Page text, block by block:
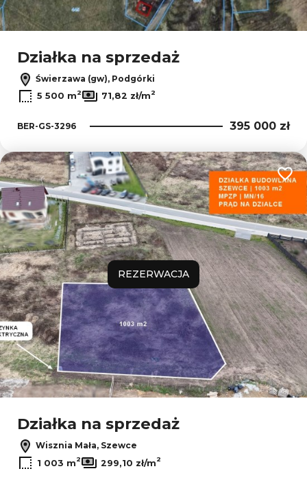
Działka na sprzedaż
Świerzawa (gw), Podgórki
5 500 m2 71,82 zł/m2
BER-GS-3296 395 000 zł
REZERWACJA
Działka na sprzedaż
Wisznia Mała, Szewce
1 003 m2 299,10 zł/m2